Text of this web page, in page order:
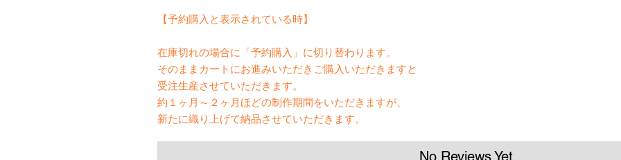
【予約購入と表示されている時】
在庫切れの場合に「予約購入」に切り替わります。
そのままカートにお進みいただきご購入いただきますと
受注生産させていただきます。
約１ヶ月～２ヶ月ほどの制作期間をいただきますが、
新たに織り上げて納品させていただきます。